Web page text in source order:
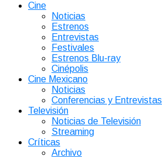
Cine
Noticias
Estrenos
Entrevistas
Festivales
Estrenos Blu-ray
Cinépolis
Cine Mexicano
Noticias
Conferencias y Entrevistas
Televisión
Noticias de Televisión
Streaming
Críticas
Archivo